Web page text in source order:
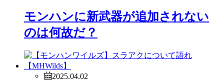
モンハンに新武器が追加されない
のは何故だ？
2025.04.02